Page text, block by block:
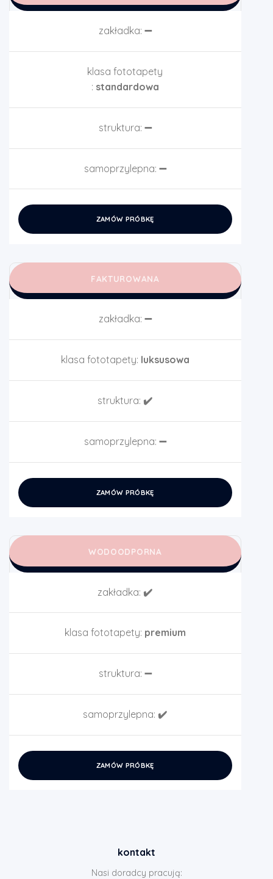
zakładka: ➖
klasa fototapety
: standardowa
struktura: ➖
samoprzylepna: ➖
ZAMÓW PRÓBKĘ
FAKTUROWANA
zakładka: ➖
klasa fototapety: luksusowa
struktura: ✔️
samoprzylepna: ➖
ZAMÓW PRÓBKĘ
WODOODPORNA
zakładka: ✔️
klasa fototapety: premium
struktura: ➖
samoprzylepna: ✔️
ZAMÓW PRÓBKĘ
kontakt
Nasi doradcy pracują: